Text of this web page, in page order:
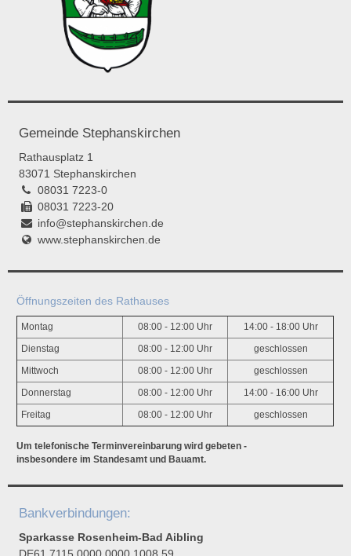
Gemeinde Stephanskirchen
Rathausplatz 1
83071 Stephanskirchen
08031 7223-0
08031 7223-20
info@stephanskirchen.de
www.stephanskirchen.de
Öffnungszeiten des Rathauses
Montag 08:00 - 12:00 Uhr 14:00 - 18:00 Uhr
Dienstag 08:00 - 12:00 Uhr geschlossen
Mittwoch 08:00 - 12:00 Uhr geschlossen
Donnerstag 08:00 - 12:00 Uhr 14:00 - 16:00 Uhr
Freitag 08:00 - 12:00 Uhr geschlossen
Um telefonische Terminvereinbarung wird gebeten -
insbesondere im Standesamt und Bauamt.
Bankverbindungen:
Sparkasse Rosenheim-Bad Aibling